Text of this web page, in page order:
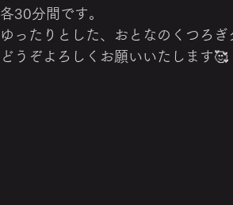
各30分間です。
ゆったりとした、おとなのくつろ
どうぞよろしくお願いいたします🥰